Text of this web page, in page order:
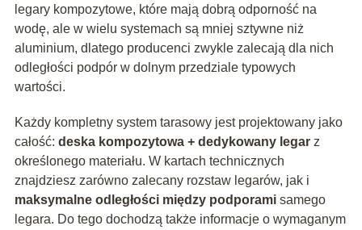
legary kompozytowe, które mają dobrą odporność na
wodę, ale w wielu systemach są mniej sztywne niż
aluminium, dlatego producenci zwykle zalecają dla nich
odległości podpór w dolnym przedziale typowych
wartości.
Każdy kompletny system tarasowy jest projektowany jako
całość: deska kompozytowa + dedykowany legarz
określonego materiału. W kartach technicznych
znajdziesz zarówno zalecany rozstaw legarów, jak i
maksymalne odległości między podporamisamego
legara. Do tego dochodzą także informacje o wymaganym